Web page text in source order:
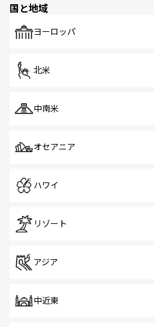
で、ホーカーズは地元の風
国と地域
ヨーロッパ
北米
中南米
オセアニア
ハワイ
リゾート
アジア
中近東